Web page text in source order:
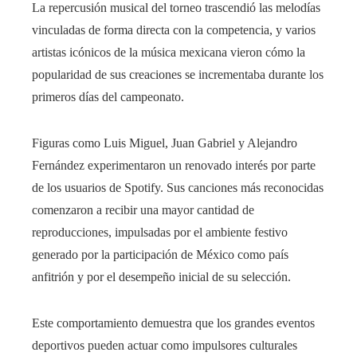
La repercusión musical del torneo trascendió las melodías
vinculadas de forma directa con la competencia, y varios
artistas icónicos de la música mexicana vieron cómo la
popularidad de sus creaciones se incrementaba durante los
primeros días del campeonato.
Figuras como Luis Miguel, Juan Gabriel y Alejandro
Fernández experimentaron un renovado interés por parte
de los usuarios de Spotify. Sus canciones más reconocidas
comenzaron a recibir una mayor cantidad de
reproducciones, impulsadas por el ambiente festivo
generado por la participación de México como país
anfitrión y por el desempeño inicial de su selección.
Este comportamiento demuestra que los grandes eventos
deportivos pueden actuar como impulsores culturales